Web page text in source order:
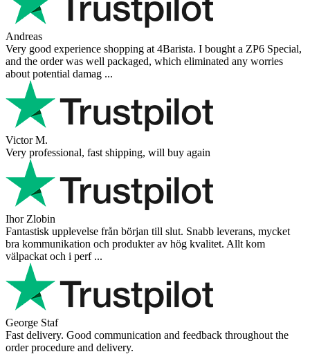
Andreas
Very good experience shopping at 4Barista. I bought a ZP6 Special,
and the order was well packaged, which eliminated any worries
about potential damag ...
Victor M.
Very professional, fast shipping, will buy again
Ihor Zlobin
Fantastisk upplevelse från början till slut. Snabb leverans, mycket
bra kommunikation och produkter av hög kvalitet. Allt kom
välpackat och i perf ...
George Staf
Fast delivery. Good communication and feedback throughout the
order procedure and delivery.